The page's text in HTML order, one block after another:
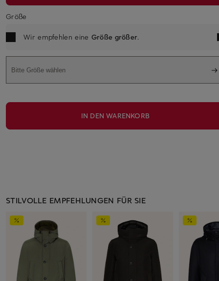
Größe
Wir empfehlen eine Größe größer.
Bitte Größe wählen
IN DEN WARENKORB
STILVOLLE EMPFEHLUNGEN FÜR SIE